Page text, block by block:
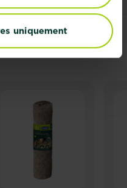
uniquement